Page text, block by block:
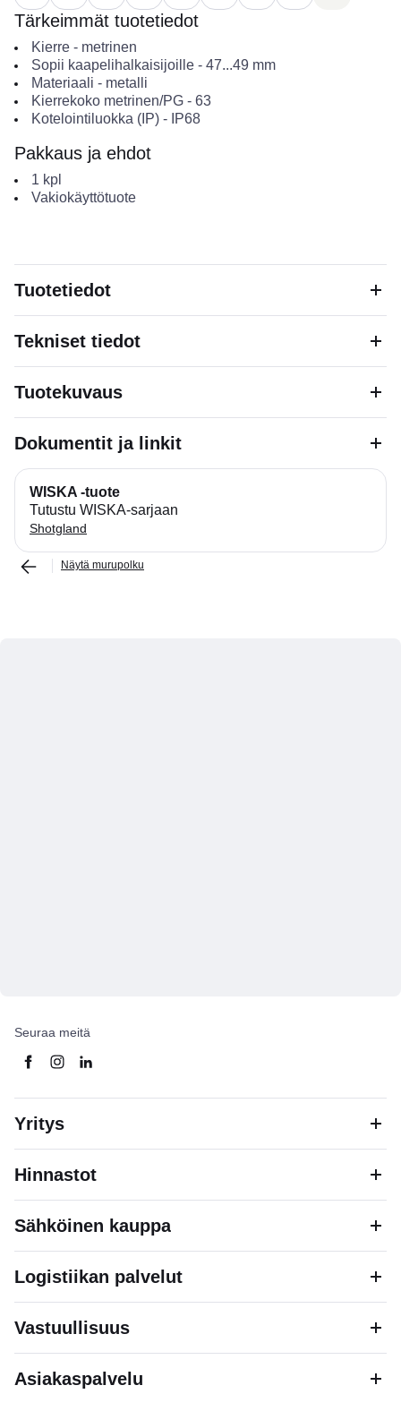
Tärkeimmät tuotetiedot
Kierre- metrinen
Sopii kaapelihalkaisijoille- 47...49 mm
Materiaali - metalli
Kierrekoko metrinen/PG- 63
Kotelointiluokka (IP)- IP68
Pakkaus ja ehdot
1 kpl
Vakiokäyttötuote
Tuotetiedot
Tekniset tiedot
Tuotekuvaus
Dokumentit ja linkit
WISKA -tuote
Tutustu WISKA-sarjaan
Shotgland
Näytä murupolku
Seuraa meitä
Yritys
Hinnastot
Sähköinen kauppa
Logistiikan palvelut
Vastuullisuus
Asiakaspalvelu